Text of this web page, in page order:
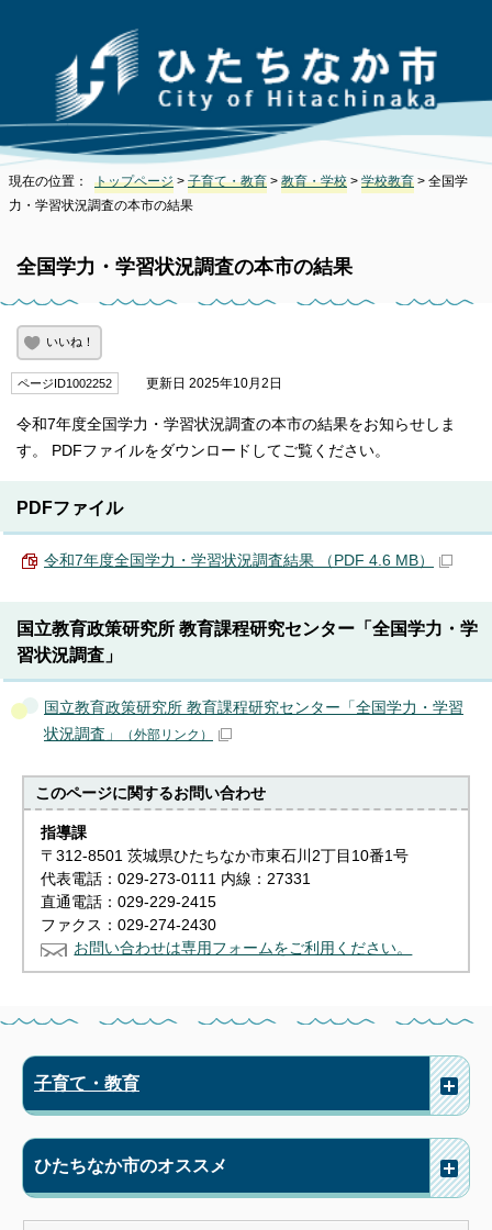
現在の位置： トップページ > 子育て・教育 > 教育・学校 > 学校教育 > 全国学
力・学習状況調査の本市の結果
全国学力・学習状況調査の本市の結果
いいね！
ページID1002252 更新日 2025年10月2日
令和7年度全国学力・学習状況調査の本市の結果をお知らせしま
す。 PDFファイルをダウンロードしてご覧ください。
PDFファイル
令和7年度全国学力・学習状況調査結果 （PDF 4.6 MB）
国立教育政策研究所 教育課程研究センター「全国学力・学
習状況調査」
国立教育政策研究所 教育課程研究センター「全国学力・学習
状況調査」
（外部リンク）
このページに関するお問い合わせ
指導課
〒312-8501 茨城県ひたちなか市東石川2丁目10番1号
代表電話：029-273-0111 内線：27331
直通電話：029-229-2415
ファクス：029-274-2430
お問い合わせは専用フォームをご利用ください。
子育て・教育
ひたちなか市のオススメ